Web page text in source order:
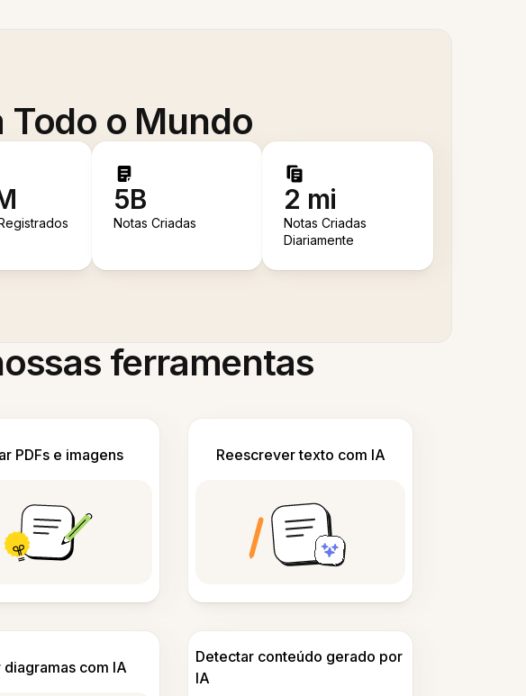
o Mundo
5B
Notas Criadas
2 mi
Notas Criadas
Diariamente
ferramentas
PDFs e imagens Reescrever texto com IA
diagramas com IA
Detectar conteúdo gerado por
IA